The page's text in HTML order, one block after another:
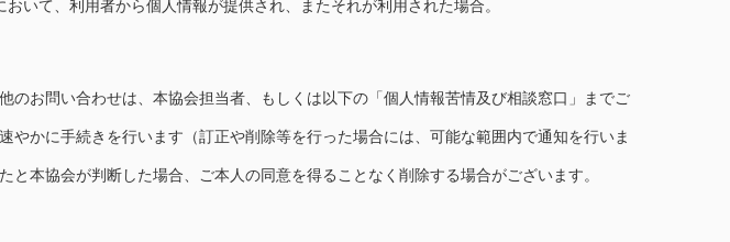
いて、利用者から個人情報が提供され、またそれが利用された場合。
のお問い合わせは、本協会担当者、もしくは以下の「個人情報苦情及び相談窓口」までご
やかに手続きを行います（訂正や削除等を行った場合には、可能な範囲内で通知を行いま
本協会が判断した場合、ご本人の同意を得ることなく削除する場合がございます。